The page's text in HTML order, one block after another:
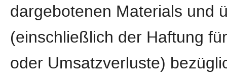
dargebotenen Materials und
(einschließlich der Haftung
oder Umsatzverluste)